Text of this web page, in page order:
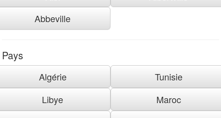
Abbeville
Pays
Algérie
Tunisie
Libye
Maroc